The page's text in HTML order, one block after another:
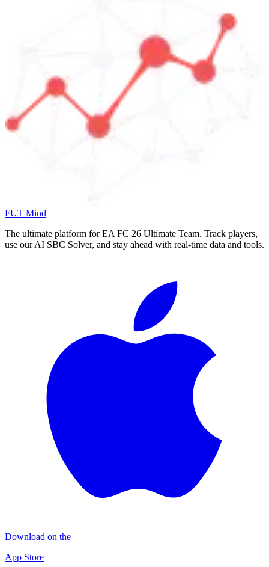
FUT Mind
The ultimate platform for EA FC 26 Ultimate Team. Track players,
use our AI SBC Solver, and stay ahead with real-time data and tools.
Download on the
App Store